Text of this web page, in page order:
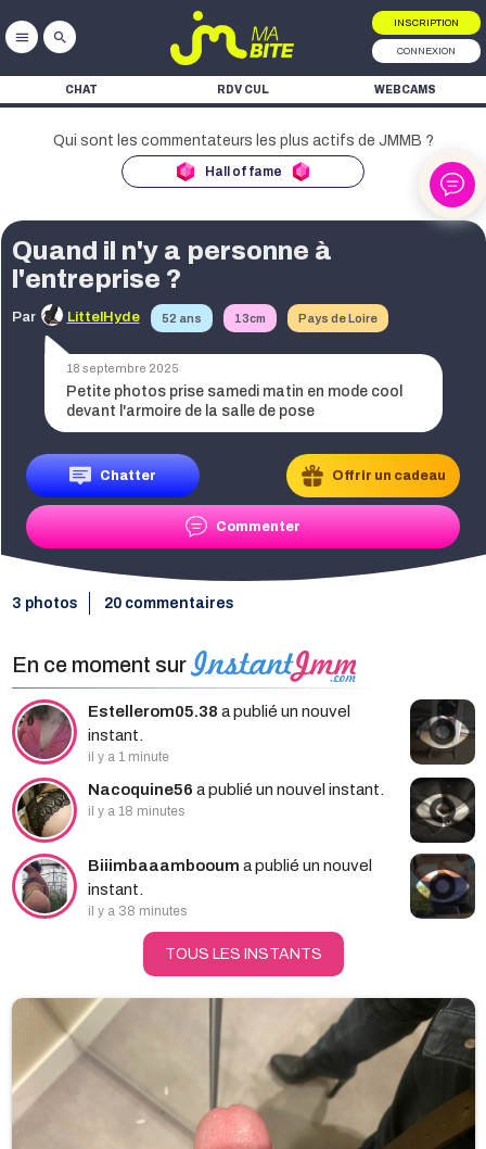
menu search
INSCRIPTION
CONNEXION
CHAT RDV CUL WEBCAMS
Hall of fame
Quand il n'y a personne à
l'entreprise ?
Par LittelHyde 52 ans 13cm Pays de Loire
18 septembre 2025
Petite photos prise samedi matin en mode cool
devant l'armoire de la salle de pose
Chatter Offrir un cadeau
Commenter
3 photos 20 commentaires
En ce moment sur
Estellerom05.38 a publié un nouvel
instant.
il y a 1 minute
Nacoquine56 a publié un nouvel instant.
il y a 18 minutes
Biiimbaaambooum a publié un nouvel
instant.
il y a 38 minutes
TOUS LES INSTANTS